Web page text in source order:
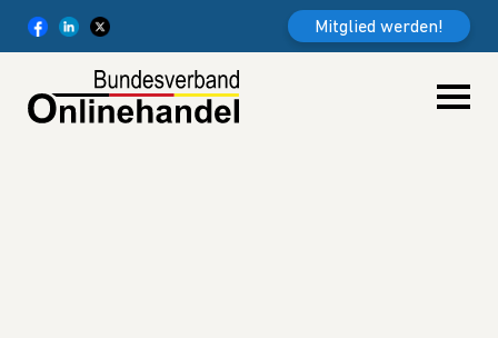
Mitglied werden!